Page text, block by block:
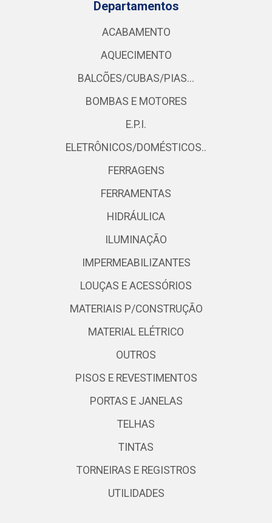
Departamentos
ACABAMENTO
AQUECIMENTO
BALCÕES/CUBAS/PIAS...
BOMBAS E MOTORES
E.P.I.
ELETRÔNICOS/DOMÉSTICOS..
FERRAGENS
FERRAMENTAS
HIDRÁULICA
ILUMINAÇÃO
IMPERMEABILIZANTES
LOUÇAS E ACESSÓRIOS
MATERIAIS P/CONSTRUÇÃO
MATERIAL ELÉTRICO
OUTROS
PISOS E REVESTIMENTOS
PORTAS E JANELAS
TELHAS
TINTAS
TORNEIRAS E REGISTROS
UTILIDADES